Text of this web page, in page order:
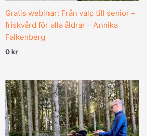
Gratis webinar: Från valp till senior –
friskvård för alla åldrar – Annika
Falkenberg
0kr